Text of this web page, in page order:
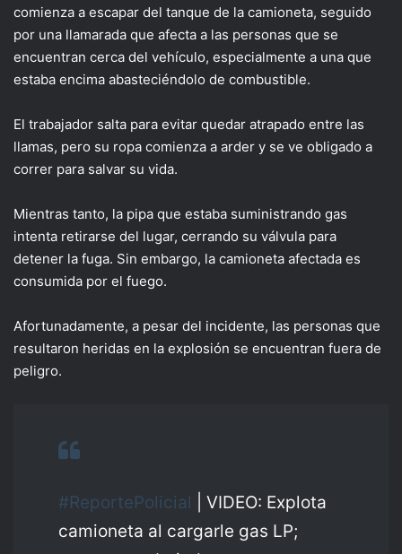
comienza a escapar del tanque de la camioneta, seguido
por una llamarada que afecta a las personas que se
encuentran cerca del vehículo, especialmente a una que
estaba encima abasteciéndolo de combustible.
El trabajador salta para evitar quedar atrapado entre las
llamas, pero su ropa comienza a arder y se ve obligado a
correr para salvar su vida.
Mientras tanto, la pipa que estaba suministrando gas
intenta retirarse del lugar, cerrando su válvula para
detener la fuga. Sin embargo, la camioneta afectada es
consumida por el fuego.
Afortunadamente, a pesar del incidente, las personas que
resultaron heridas en la explosión se encuentran fuera de
peligro.
#ReportePolicial | VIDEO: Explota
camioneta al cargarle gas LP;